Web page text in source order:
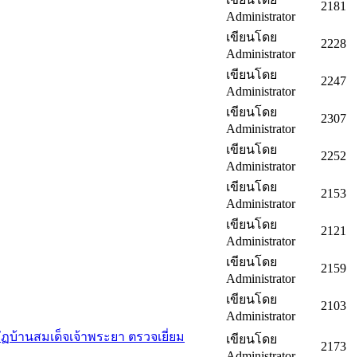
Administrator
2181
เขียนโดย
Administrator
2228
เขียนโดย
Administrator
2247
เขียนโดย
Administrator
2307
เขียนโดย
Administrator
2252
เขียนโดย
Administrator
2153
เขียนโดย
Administrator
2121
เขียนโดย
Administrator
2159
เขียนโดย
Administrator
2103
านสมเด็จเจ้าพระยา ตรวจเยี่ยม
เขียนโดย
2173